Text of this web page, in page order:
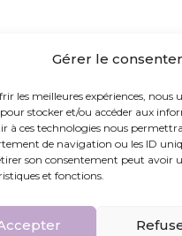
Gérer le
les meilleures expériences, nous
stocker et/ou accéder aux
à ces technologies nous
de navigation ou les ID
son consentement peut avoir
et fonctions.